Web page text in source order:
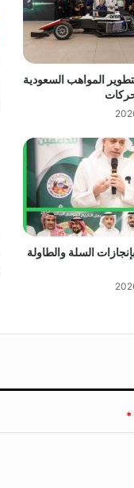
المواهب السعودية
السلة والطاولة
*